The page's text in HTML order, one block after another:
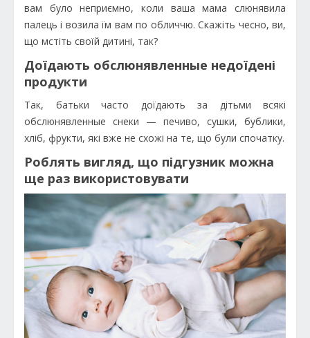
вам було неприємно, коли ваша мама слюнявила
палець і возила їм вам по обличчю. Скажіть чесно, ви,
що мстіть своїй дитині, так?
Доїдають обслюнявленные недоїдені
продукти
Так, батьки часто доїдають за дітьми всякі
обслюнявленные снеки — печиво, сушки, бублики,
хліб, фрукти, які вже не схожі на те, що були спочатку.
Роблять вигляд, що підгузник можна
ще раз використовувати